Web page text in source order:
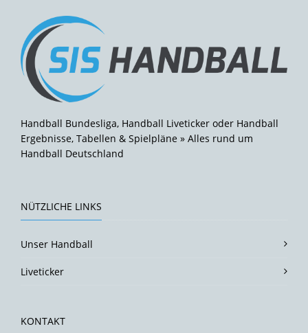
Handball Bundesliga, Handball Liveticker oder Handball
Ergebnisse, Tabellen & Spielpläne » Alles rund um
Handball Deutschland
NÜTZLICHE LINKS
Unser Handball
Liveticker
KONTAKT